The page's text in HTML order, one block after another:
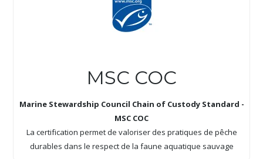
MSC COC
Marine Stewardship Council Chain of Custody Standard -
MSC COC
La certification permet de valoriser des pratiques de pêche
durables dans le respect de la faune aquatique sauvage